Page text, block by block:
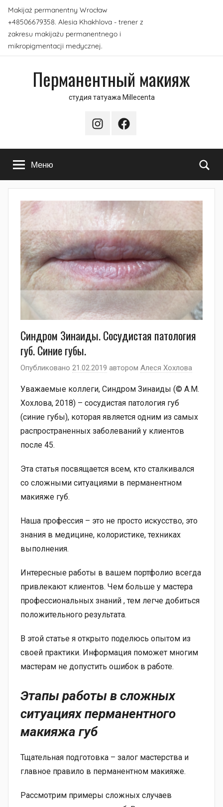
Перейти
содержимому
Makijaż permanentny Wrocław
+48506679358. Alesia Khakhlova - trener z
zakresu makijażu permanentnego i
mikropigmentacji medycznej.
Перманентный макияж
студия татуажа Millecenta
InstagramFacebook
Меню
Синдром Зинаиды. Сосудистая патология
губ. Синие губы.
Опубликовано 21.02.2019 автором Алеся Хохлова
Уважаемые коллеги, Синдром Зинаиды (© А.М.
Хохлова, 2018) – сосудистая патология губ
(синие губы), которая является одним из самых
распространенных заболеваний у клиентов
после 45.
Эта статья посвящается всем, кто сталкивался
со сложными ситуациями в перманентном
макияже губ.
Наша профессия – это не просто искусство, это
знания в медицине, колористике, техниках
выполнения.
Интересные работы в вашем портфолио всегда
привлекают клиентов. Чем больше у мастера
профессиональных знаний , тем легче добиться
положительного результата.
В этой статье я открыто поделюсь опытом из
своей практики. Информация поможет многим
мастерам не допустить ошибок в работе.
Этапы работы в сложных
ситуациях перманентного
макияжа губ
Тщательная подготовка – залог мастерства и
главное правило в перманентном макияже.
Рассмотрим примеры сложных случаев